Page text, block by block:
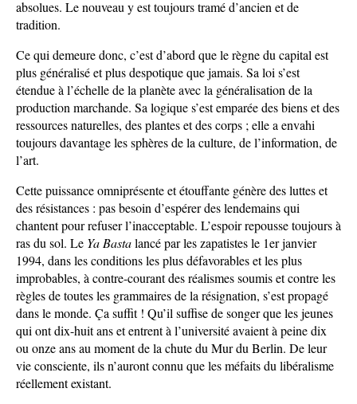
absolues. Le nouveau y est toujours tramé d’ancien et de
tradition.
Ce qui demeure donc, c’est d’abord que le règne du capital est
plus généralisé et plus despotique que jamais. Sa loi s’est
étendue à l’échelle de la planète avec la généralisation de la
production marchande. Sa logique s’est emparée des biens et des
ressources naturelles, des plantes et des corps ; elle a envahi
toujours davantage les sphères de la culture, de l’information, de
l’art.
Cette puissance omniprésente et étouffante génère des luttes et
des résistances : pas besoin d’espérer des lendemains qui
chantent pour refuser l’inacceptable. L’espoir repousse toujours à
ras du sol. Le Ya Bastalancé par les zapatistes le 1er janvier
1994, dans les conditions les plus défavorables et les plus
improbables, à contre-courant des réalismes soumis et contre les
règles de toutes les grammaires de la résignation, s’est propagé
dans le monde. Ça suffit ! Qu’il suffise de songer que les jeunes
qui ont dix-huit ans et entrent à l’université avaient à peine dix
ou onze ans au moment de la chute du Mur du Berlin. De leur
vie consciente, ils n’auront connu que les méfaits du libéralisme
réellement existant.